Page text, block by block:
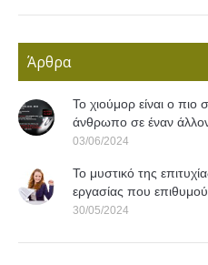
Άρθρα
Το χιούμορ είναι ο
άνθρωπο σε έναν
03/06/2024
Το μυστικό της
εργασίας που
30/05/2024